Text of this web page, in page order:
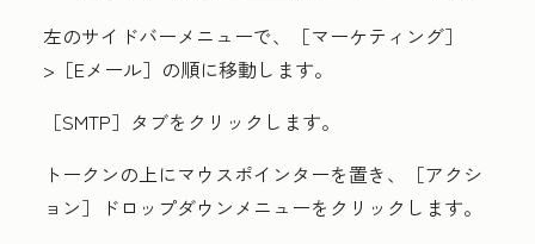
左のサイドバーメニューで、
［マーケティング］
> ［Eメール］ の順に移動します。
［SMTP］ タブをクリックします。
トークンの上にマウスポインターを置き、
［アクシ
ョン］
ドロップダウンメニューをクリックします。